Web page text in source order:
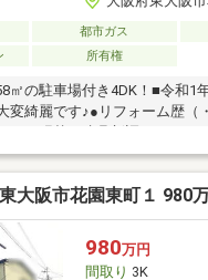
都市ガス
所有権
㎡の駐車場付き4DK！■令和1
変綺麗です♪●リフォーム歴（
レ新調・ハウスクリーニング
大切なお車の駐車スペースと
わたりお使いいただけます。
添ったヒアリングを元に、物
どお客様のニーズに叶った提
お問合せ下さいませ！
大阪市花園東町１ 980
980万円
間取り 3K